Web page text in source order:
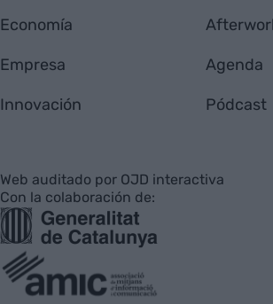
Economía
Empresa
Innovación
Agenda
Pódcast
Web auditado por OJD interactiva
Con la colaboración de: